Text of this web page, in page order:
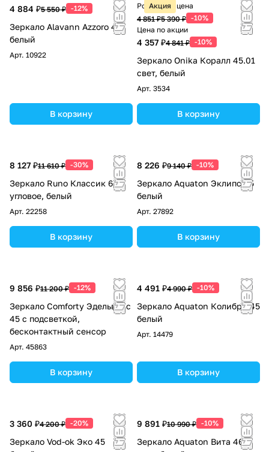
4 884 ₽5 550 ₽ -12%
Зеркало Alavann Azzoro 45
белый
Арт. 10922
В корзину
Акция
Розничная цена
4 851 ₽5 390 ₽ -10%
Цена по акции
4 357 ₽4 841 ₽ -10%
Зеркало Onika Коралл 45.01
свет, белый
Арт. 3534
В корзину
8 127 ₽11 610 ₽ -30%
Зеркало Runo Классик 65
угловое, белый
Арт. 22258
В корзину
8 226 ₽9 140 ₽ -10%
Зеркало Aquaton Эклипс 45
белый
Арт. 27892
В корзину
9 856 ₽11 200 ₽ -12%
Зеркало Comforty Эдельвейс
45 с подсветкой,
бесконтактный сенсор
Арт. 45863
В корзину
4 491 ₽4 990 ₽ -10%
Зеркало Aquaton Колибри 45
белый
Арт. 14479
В корзину
3 360 ₽4 200 ₽ -20%
Зеркало Vod-ok Эко 45
9 891 ₽10 990 ₽ -10%
Зеркало Aquaton Вита 46